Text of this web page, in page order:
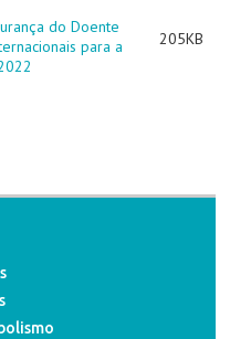
do Doente
para a
205KB